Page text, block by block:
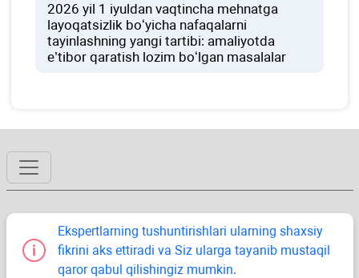
2026 yil 1 iyuldan vaqtincha mehnatga
layoqatsizlik boʻyicha nafaqalarni
tayinlashning yangi tartibi: amaliyotda
e’tibor qaratish lozim boʻlgan masalalar
Ekspertlarning tushuntirishlari ularning shaхsiy
fikrini aks ettiradi va Siz ularga tayanib mustaqil
qaror qabul qilishingiz mumkin.